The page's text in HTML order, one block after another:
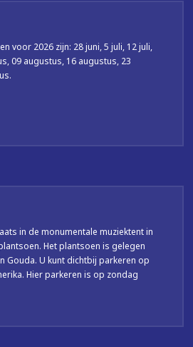
voor 2026 zijn: 28 juni, 5 juli, 12 juli,
09 augustus, 16 augustus, 23
in de monumentale muziektent in
Het plantsoen is gelegen
Gouda. U kunt dichtbij parkeren op
Hier parkeren is op zondag